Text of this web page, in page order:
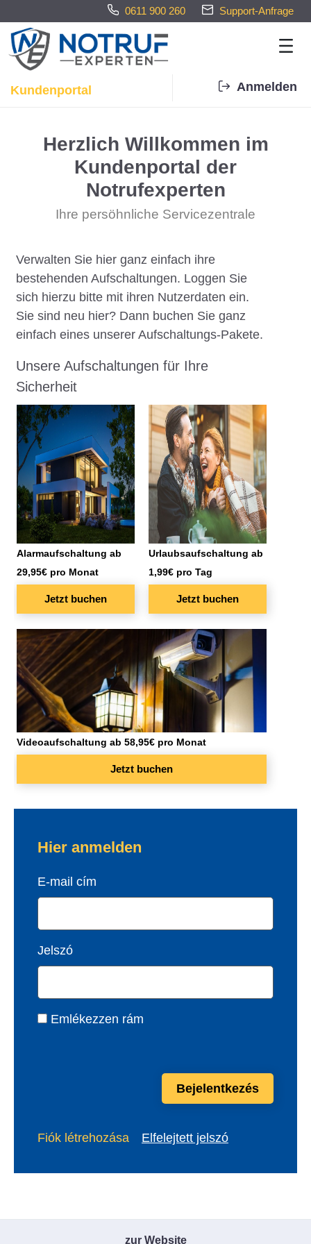
0611 900 260 Support-Anfrage
Kundenportal Anmelden
Home - Notrufexperten
Herzlich Willkommen im
Kundenportal der
Notrufexperten
Ihre persöhnliche Servicezentrale
Verwalten Sie hier ganz einfach ihre
bestehenden Aufschaltungen. Loggen Sie
sich hierzu bitte mit ihren Nutzerdaten ein.
Sie sind neu hier? Dann buchen Sie ganz
einfach eines unserer Aufschaltungs-Pakete.
Unsere Aufschaltungen für Ihre
Sicherheit
Alarmaufschaltung ab
29,95€ pro Monat
Jetzt buchen
Urlaubsaufschaltung ab
1,99€ pro Tag
Jetzt buchen
Videoaufschaltung ab 58,95€ pro Monat
Jetzt buchen
Bejelentkezés
Bejelentkezés
E-mail cím
Jelszó
Emlékezzen rám
Bejelentkezés
Fiók létrehozása Elfelejtett jelszó
zur Website